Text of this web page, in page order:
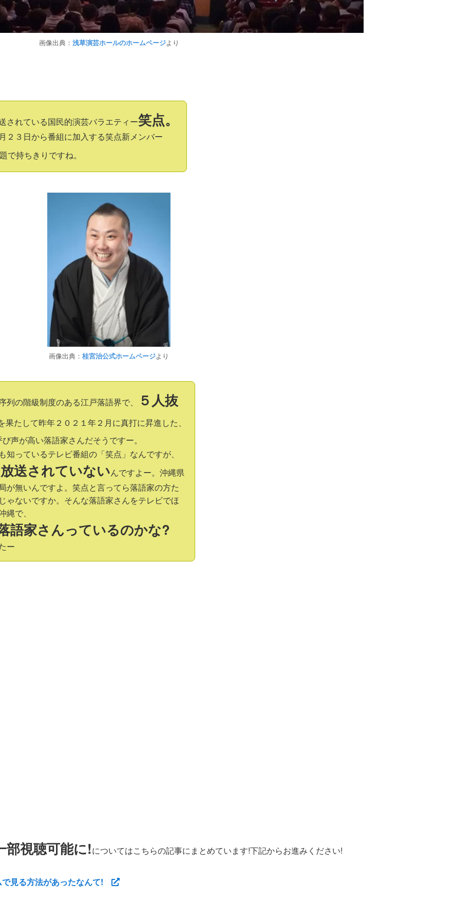
画像出典： 浅草演芸ホールのホームページより
されている国民的演芸バラエティー笑点。
２３日から番組に加入する笑点新メンバー
で持ちきりですね。
画像出典： 桂宮治公式ホームページより
列の階級制度のある江戸落語界で、
５人抜
果たして昨年２０２１年２月に真打に昇進した、
び声が高い落語家さんだそうですー。
知っているテレビ番組の「笑点」なんですが、
送されていないんですよー。沖縄県
が無いんですよ。笑点と言ってら落語家の方た
ゃないですか。そんな落語家さんをテレビでほ
で、
語家さんっているのかな?
ー
部視聴可能に!についてはこちらの記事にまとめています!下記からお進みください!
見る方法があったなんて!